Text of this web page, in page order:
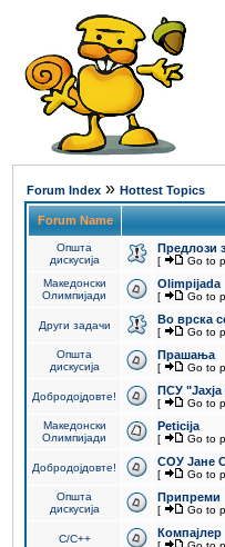
Forum Index » Hottest Topics
Forum Name
Општа
дискусија
Предлози
[ Go to
Македонски
Олимпијади
Olimpijada
[ Go to
Други задачи Во врска
[ Go to
Општа
дискусија
Прашања
[ Go to
Добродојдовте! ПCУ
[ Go to
Македонски
Олимпијади
Peticija
[ Go to
Добродојдовте! СОУ Јане
[ Go to
Општа
дискусија
Припреми
[ Go to
C/C++ Компајлер